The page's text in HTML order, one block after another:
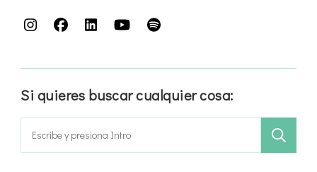
Si quieres buscar cualquier cosa:
Buscar: